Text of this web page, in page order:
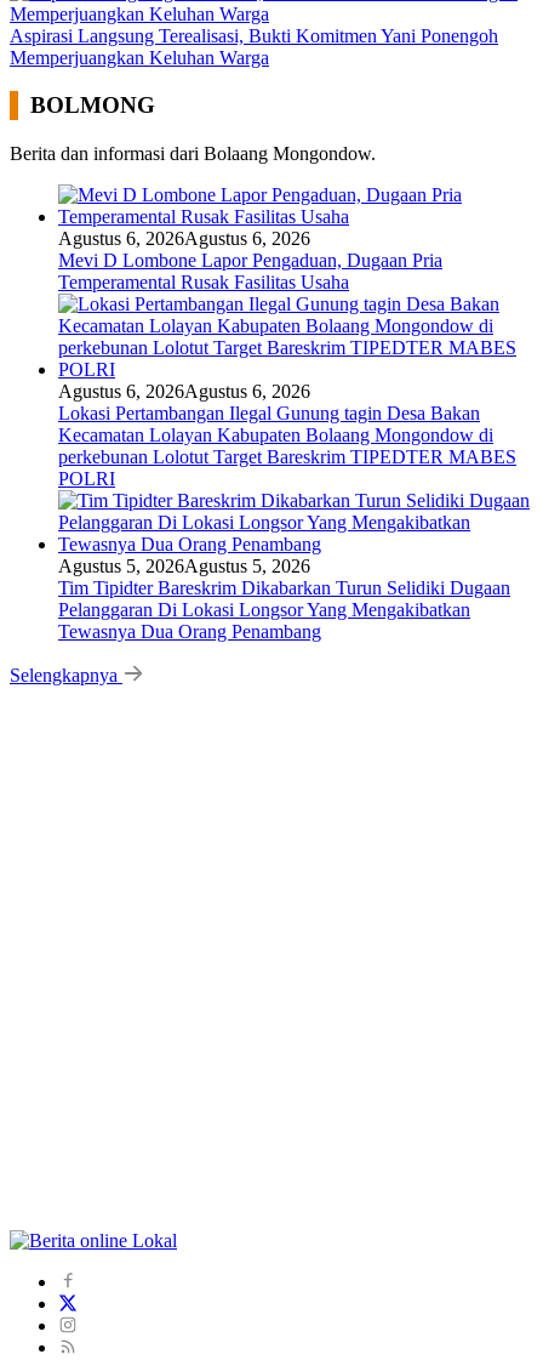
Aspirasi Langsung Terealisasi, Bukti Komitmen Yani Ponengoh
Memperjuangkan Keluhan Warga
BOLMONG
Berita dan informasi dari Bolaang Mongondow.
Agustus 6, 2026Agustus 6, 2026
Mevi D Lombone Lapor Pengaduan, Dugaan Pria
Temperamental Rusak Fasilitas Usaha
Agustus 6, 2026Agustus 6, 2026
Lokasi Pertambangan Ilegal Gunung tagin Desa Bakan
Kecamatan Lolayan Kabupaten Bolaang Mongondow di
perkebunan Lolotut Target Bareskrim TIPEDTER MABES
POLRI
Agustus 5, 2026Agustus 5, 2026
Tim Tipidter Bareskrim Dikabarkan Turun Selidiki Dugaan
Pelanggaran Di Lokasi Longsor Yang Mengakibatkan
Tewasnya Dua Orang Penambang
Selengkapnya